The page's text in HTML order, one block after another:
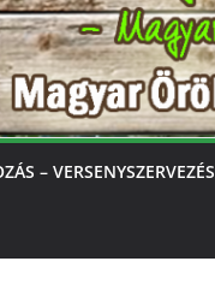
– VERSENYSZERVEZÉS